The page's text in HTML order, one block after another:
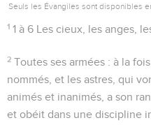
Seuls les Évangiles sont disponibles
1 1 à 6 Les cieux, les anges,
2 Toutes ses armées : à la
nommés, et les astres, qui
animés et inanimés, a son
et obéit dans une discipline